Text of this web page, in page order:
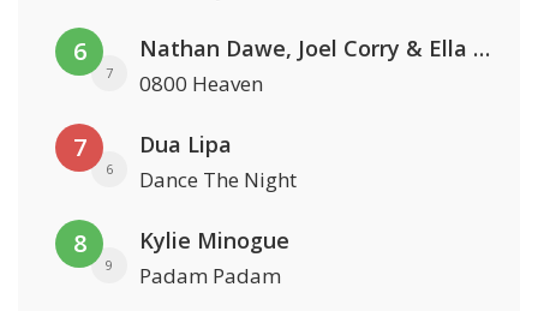
6
7
Nathan Dawe, Joel Corry & Ella Henderson
0800 Heaven
7
6
Dua Lipa
Dance The Night
8
9
Kylie Minogue
Padam Padam